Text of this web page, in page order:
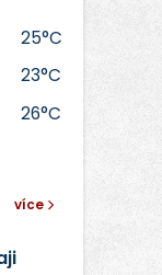
25°C
23°C
26°C
více